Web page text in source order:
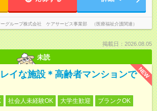
ーグループ株式会社 ケアサービス事業部 （医療福祉介護関連）
掲載日：2026.08.05
未読
NEW
レイな施設＊高齢者マンションで
社会人未経験OK 大学生歓迎
ブランクOK